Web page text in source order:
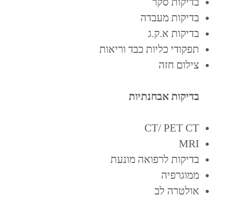
בדיקות מעבדה
בדיקות א.ק.ג
תפקודי כליות כבד וריאות
צילום חזה
בדיקות אבחנתיות
CT/ PET CT
MRI
בדיקות לרפואה מונעת
ממוגרפיה
אולטרה לב